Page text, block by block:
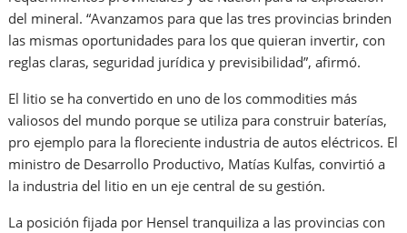
del mineral. “Avanzamos para que las tres provincias brinden
las mismas oportunidades para los que quieran invertir, con
reglas claras, seguridad jurídica y previsibilidad”, afirmó.
El litio se ha convertido en uno de los commodities más
valiosos del mundo porque se utiliza para construir baterías,
pro ejemplo para la floreciente industria de autos eléctricos. El
ministro de Desarrollo Productivo, Matías Kulfas, convirtió a
la industria del litio en un eje central de su gestión.
La posición fijada por Hensel tranquiliza a las provincias con